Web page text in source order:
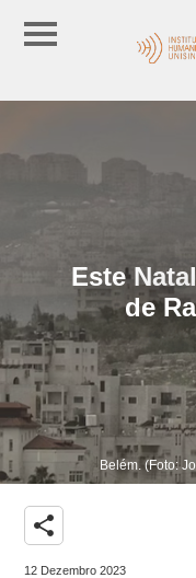
Este
de
Belém. (Foto:
share
12 Dezembro 2023